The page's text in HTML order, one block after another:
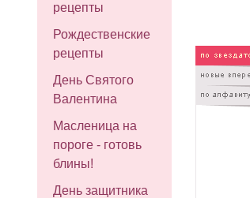
рецепты
Рождественские
рецепты
День Святого
Валентина
Масленица на
пороге - готовь
блины!
День защитника